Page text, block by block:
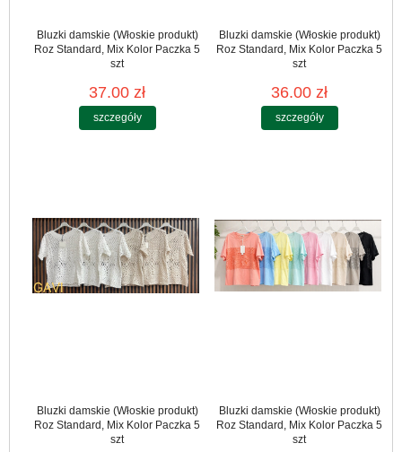
Bluzki damskie (Włoskie produkt)
Roz Standard, Mix Kolor Paczka 5
szt
37.00 zł
szczegóły
Bluzki damskie (Włoskie produkt)
Roz Standard, Mix Kolor Paczka 5
szt
36.00 zł
szczegóły
Bluzki damskie (Włoskie produkt)
Roz Standard, Mix Kolor Paczka 5
szt
Bluzki damskie (Włoskie produkt)
Roz Standard, Mix Kolor Paczka 5
szt